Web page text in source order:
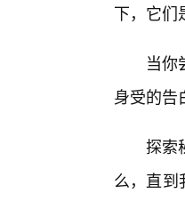
下，它们
当你
身受的告
探索
么，直到